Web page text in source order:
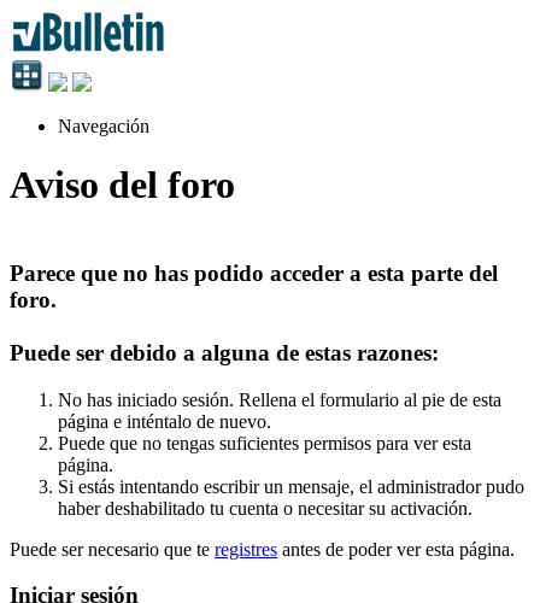
Navegación
Aviso del foro
Parece que no has podido acceder a esta parte del
foro.
Puede ser debido a alguna de estas razones:
No has iniciado sesión. Rellena el formulario al pie de esta
página e inténtalo de nuevo.
Puede que no tengas suficientes permisos para ver esta
página.
Si estás intentando escribir un mensaje, el administrador pudo
haber deshabilitado tu cuenta o necesitar su activación.
Puede ser necesario que te registres antes de poder ver esta página.
Iniciar sesión